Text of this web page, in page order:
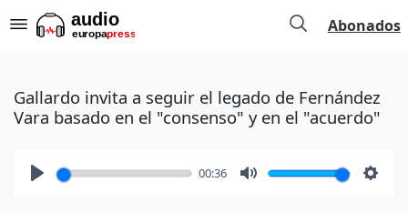
Abonados
Gallardo invita a seguir el legado de Fernández
Vara basado en el "consenso" y en el "acuerdo"
00:36